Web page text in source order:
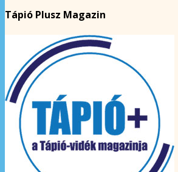
Tápió Plusz Magazin